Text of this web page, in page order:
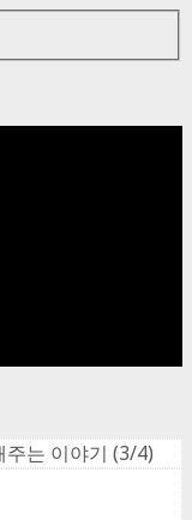
는 이야기 (3/4)